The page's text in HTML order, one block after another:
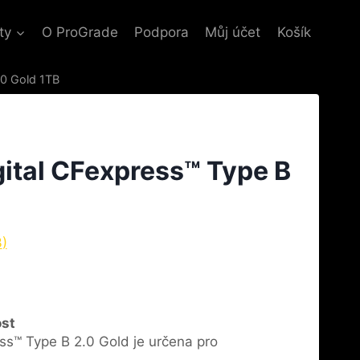
O ProGrade Podpora Můj účet Košík
Gold 1TB
CFexpress™ Type B
)
Type B 2.0 Gold je určena pro